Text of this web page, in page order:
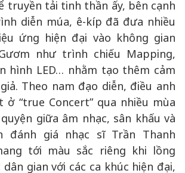
truyền tải tinh thần ấy, bên cạnh
diễn múa, ê-kíp đã đưa nhiều
ứng hiện đại vào không gian
như trình chiếu Mapping,
hình LED… nhằm tạo thêm cảm
Theo nam đạo diễn, điều anh
“true Concert” qua nhiều mùa
giữa âm nhạc, sân khấu và
đánh giá nhạc sĩ Trần Thanh
tới màu sắc riêng khi lồng
gian với các ca khúc hiện đại,